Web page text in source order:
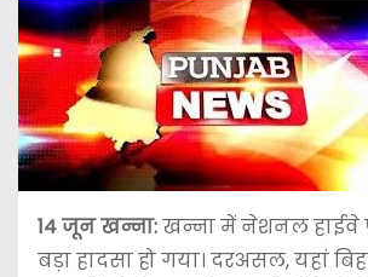
14 जूनखन्ना:खन्ना में नेशनल हाईवे
बड़ा हादसा हो गया। दरअसल, यहां